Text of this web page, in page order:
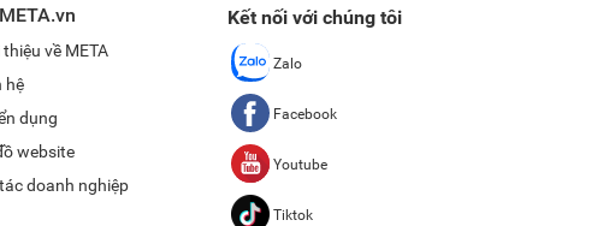
Kết nối với chúng tôi
Zalo
Facebook
Youtube
Tiktok
thiệu về META
hệ
dụng
website
doanh nghiệp